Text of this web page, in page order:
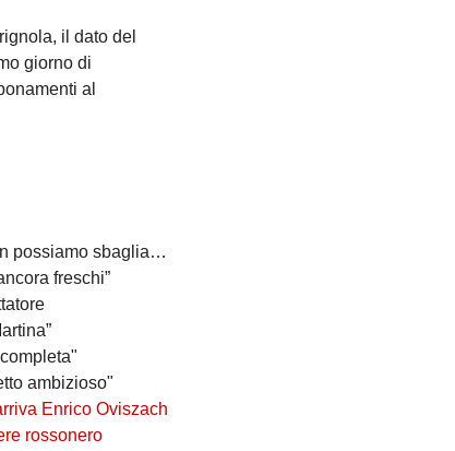
il dato del
giorno di
al
sbagliare”
freschi”
ambizioso"
Enrico Oviszach
rossonero